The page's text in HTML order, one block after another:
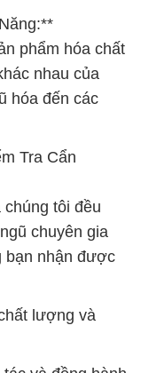
phẩm hóa chất
nhau của
hóa đến các
Tra Cẩn
tôi đều
chuyên gia
bạn nhận được
lượng và